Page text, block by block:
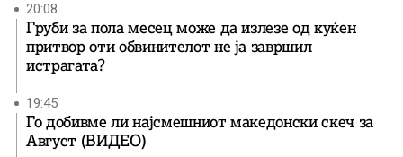
20:08
Груби за пола месец може да излезе од куќен
притвор оти обвинителот не ја завршил
истрагата?
19:45
Го добивме ли најсмешниот македонски скеч за
Август (ВИДЕО)